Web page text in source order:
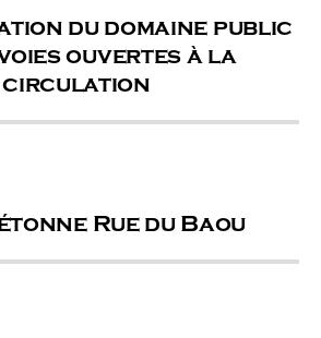
du domaine public
ouvertes à la
circulation
Rue du Baou